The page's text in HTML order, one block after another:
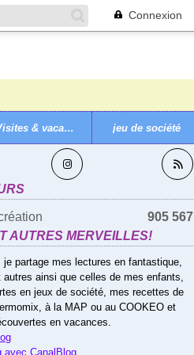
Connexion
Visites & vacances jeu de société
905 567
AUTRES MERVEILLES!
je partage mes lectures en fantastique,
autres ainsi que celles de mes enfants,
en jeux de société, mes recettes de
à la MAP ou au COOKEO et
en vacances.
avec CanalBlog